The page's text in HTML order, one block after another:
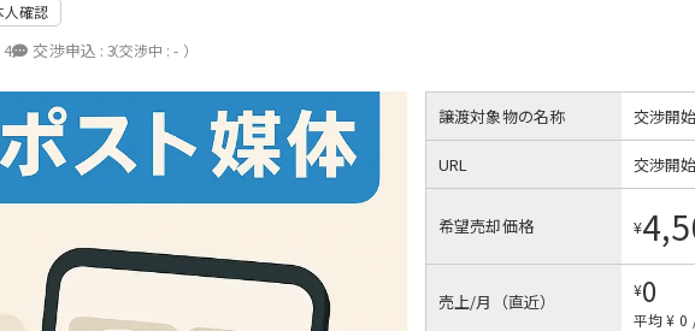
人確認
4 交渉申込 :3
（交渉中 : - ）
譲渡対象物の名称 交渉開
URL 交渉開
希望売却価格 ¥
売上/月（直近）
¥0
平均 ¥ 0